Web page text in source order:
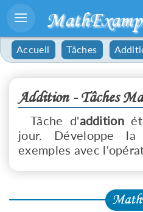
Accueil Tâches
Addition - Tâches
Tâche d'addition
jour. Développe
exemples avec